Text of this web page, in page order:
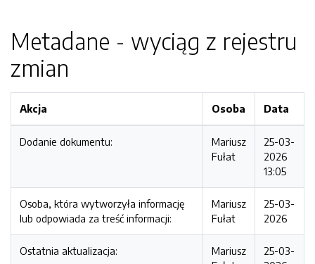
Metadane - wyciąg z rejestru
zmian
Akcja Osoba Data
Dodanie dokumentu:
Mariusz
Fułat
25-03-
2026
13:05
Osoba, która wytworzyła informację
lub odpowiada za treść informacji:
Mariusz
Fułat
25-03-
2026
Ostatnia aktualizacja:
Mariusz
25-03-